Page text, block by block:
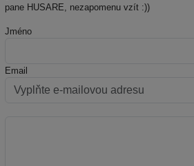
pane HUSARE, nezapomenu vzít :))
Jméno
Email